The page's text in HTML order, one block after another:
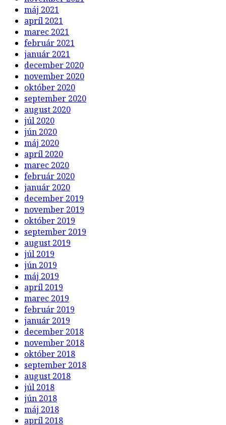
marec 2021
február 2021
január 2021
december 2020
november 2020
október 2020
september 2020
august 2020
júl 2020
jún 2020
máj 2020
apríl 2020
marec 2020
február 2020
január 2020
december 2019
november 2019
október 2019
september 2019
august 2019
júl 2019
jún 2019
máj 2019
apríl 2019
marec 2019
február 2019
január 2019
december 2018
november 2018
október 2018
september 2018
august 2018
júl 2018
jún 2018
máj 2018
apríl 2018
marec 2018
február 2018